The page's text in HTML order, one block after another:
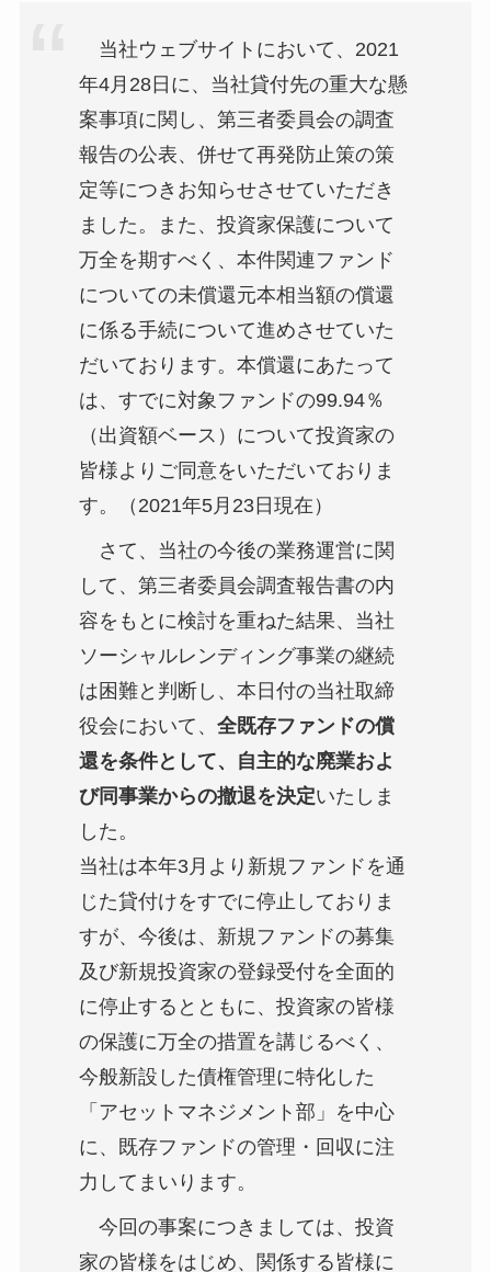
当社ウェブサイトにおいて、2021
年4月28日に、当社貸付先の重大な懸
案事項に関し、第三者委員会の調査
報告の公表、併せて再発防止策の策
定等につきお知らせさせていただき
ました。また、投資家保護について
万全を期すべく、本件関連ファンド
についての未償還元本相当額の償還
に係る手続について進めさせていた
だいております。本償還にあたって
は、すでに対象ファンドの99.94％
（出資額ベース）について投資家の
皆様よりご同意をいただいておりま
す。（2021年5月23日現在）
さて、当社の今後の業務運営に関
して、第三者委員会調査報告書の内
容をもとに検討を重ねた結果、当社
ソーシャルレンディング事業の継続
は困難と判断し、本日付の当社取締
役会において、 全既存ファンドの償
還を条件として、自主的な廃業およ
び同事業からの撤退を決定いたしま
した。
当社は本年3月より新規ファンドを通
じた貸付けをすでに停止しておりま
すが、今後は、新規ファンドの募集
及び新規投資家の登録受付を全面的
に停止するとともに、投資家の皆様
の保護に万全の措置を講じるべく、
今般新設した債権管理に特化した
「アセットマネジメント部」を中心
に、既存ファンドの管理・回収に注
力してまいります。
今回の事案につきましては、投資
家の皆様をはじめ、関係する皆様に